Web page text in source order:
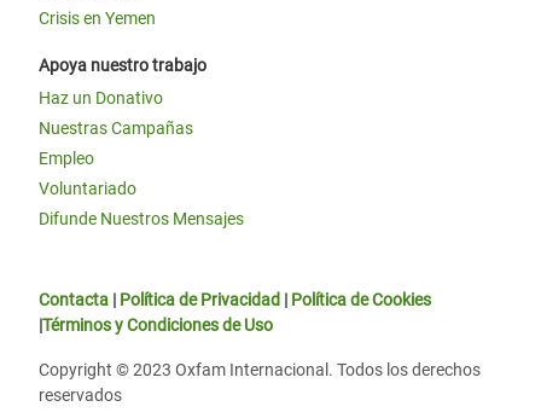
Crisis en Yemen
Apoya nuestro trabajo
Haz un Donativo
Nuestras Campañas
Empleo
Voluntariado
Difunde Nuestros Mensajes
Contacta | Política de Privacidad | Política de Cookies
|Términos y Condiciones de Uso
Copyright © 2023 Oxfam Internacional. Todos los derechos
reservados